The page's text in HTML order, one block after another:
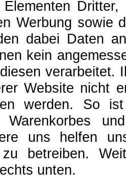
Werbung sowie
dabei Daten
kein
verarbeitet.
Website nicht
werden. So
uns helfen
zu betreiben.
unten.
Bausätze /
Gebäudebausätze,
Bausätze /